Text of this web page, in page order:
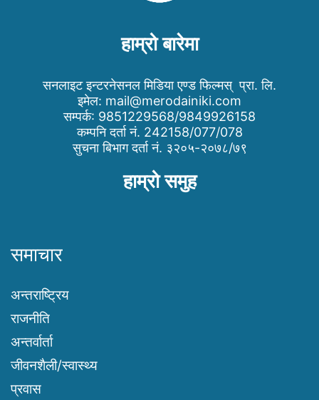
हाम्रो बारेमा
सनलाइट इन्टरनेसनल मिडिया एण्ड फिल्मस् प्रा. लि.
इमेल: mail@merodainiki.com
सम्पर्क: 9851229568/9849926158
कम्पनि दर्ता नं. 242158/077/078
सुचना बिभाग दर्ता नं. ३२०५-२०७८/७९
हाम्रो समुह
समाचार
अन्तराष्ट्रिय
राजनीति
अन्तर्वार्ता
जीवनशैली/स्वास्थ्य
प्रवास